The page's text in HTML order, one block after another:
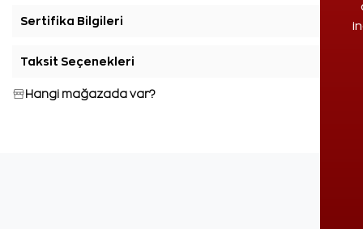
Sertifika Bilgileri
Taksit Seçenekleri
Hangi mağazada var?